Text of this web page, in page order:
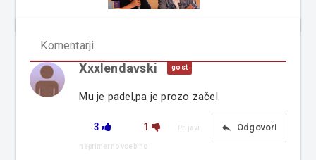
Komentarji
Xxxlendavski gost
Mu je padel,pa je prozo začel.
3 1 reply Odgovori
Prijavi
neprimerno vsebino